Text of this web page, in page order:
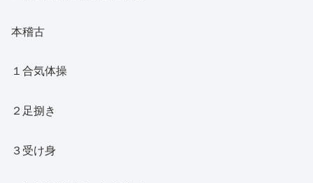
本稽古
１合気体操
２足捌き
３受け身